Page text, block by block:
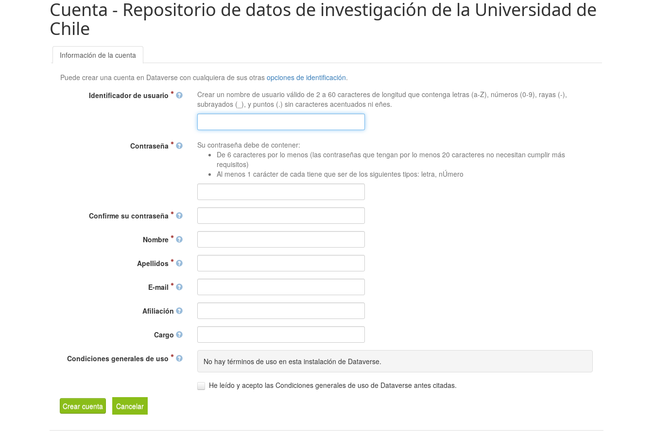
Cuenta - Repositorio de datos de investigación de la Universidad de
Chile
Información de la cuenta
Puede crear una cuenta en Dataverse con cualquiera de sus otrasopciones de identificación.
Identificador de usuario
Crear un nombre de usuario válido de 2 a 60 caracteres de longitud que contenga letras (a-Z), números (0-9), rayas (-),
subrayados (_), y puntos (.) sin caracteres acentuados ni eñes.
Contraseña
Su contraseña debe de contener:
De 6 caracteres por lo menos (las contraseñas que tengan por lo menos 20 caracteres no necesitan cumplir más
requisitos)
Al menos 1 carácter de cada tiene que ser de los siguientes tipos: letra, nÚmero
Confirme su contraseña
Nombre
Apellidos
E-mail
Afiliación
Cargo
Condiciones generales de uso No hay términos de uso en esta instalación de Dataverse.
He leído y acepto las Condiciones generales de uso de Dataverse antes citadas.
Crear cuenta Cancelar